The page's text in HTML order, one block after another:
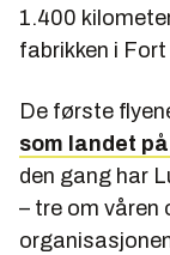
1.400
fabrikken i
De første
som landet
den gang har
– tre om våren